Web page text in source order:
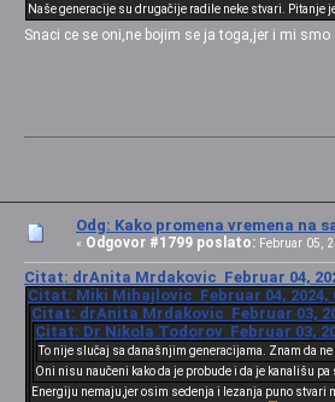
Naše generacije su drugačije radile neke stvari.
Snaci ce se oni,ne bojim se ja toga,jer i mi
Odg: Kako promena vremena na
« Odgovor #1799 poslato: Februar 05,
Citat: drAnita Mrdakovic Februar 04,
Citat: Miki Mihajlovic Februar 04, 2024,
Citat: drAnita Mrdakovic Februar 03,
Citat: Dr Nikola Todorov Februar 03,
To nije slučaj sa današnjim generacijama. Znam da
Oni nisu naučeni kako da je probude i da je kanališu
Energiju nemaju,jer osim sedenja i lezanja puno stvari